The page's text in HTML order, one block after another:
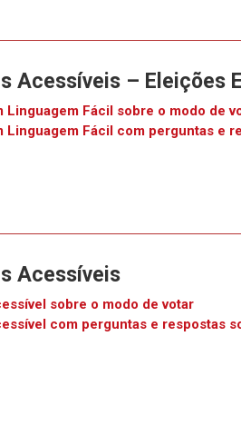
Acessíveis – Eleições
Linguagem Fácil sobre o modo de
Linguagem Fácil com perguntas e
Acessíveis
sobre o modo de votar
com perguntas e respostas